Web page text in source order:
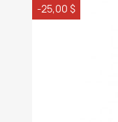
-25,00 $